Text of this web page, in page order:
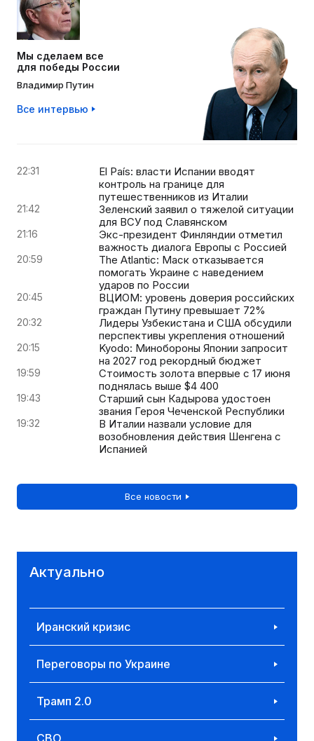
Мы сделаем все
для победы России
Владимир Путин
Все интервью
22:31
El País: власти Испании вводят
контроль на границе для
путешественников из Италии
21:42
Зеленский заявил о тяжелой ситуации
для ВСУ под Славянском
21:16
Экс-президент Финляндии отметил
важность диалога Европы с Россией
20:59
The Atlantic: Маск отказывается
помогать Украине с наведением
ударов по России
20:45
ВЦИОМ: уровень доверия российских
граждан Путину превышает 72%
20:32
Лидеры Узбекистана и США обсудили
перспективы укрепления отношений
20:15
Kyodo: Минобороны Японии запросит
на 2027 год рекордный бюджет
19:59
Стоимость золота впервые с 17 июня
поднялась выше $4 400
19:43
Старший сын Кадырова удостоен
звания Героя Чеченской Республики
19:32
В Италии назвали условие для
возобновления действия Шенгена с
Испанией
Все новости
Актуально
Иранский кризис
Переговоры по Украине
Трамп 2.0
СВО